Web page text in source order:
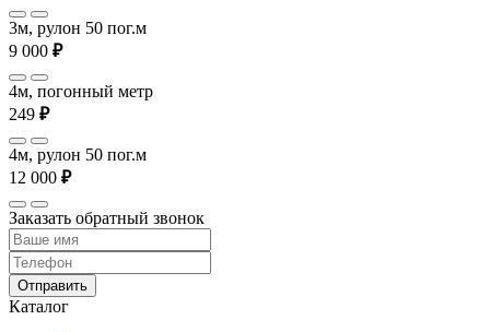
3м, рулон 50 пог.м
9 000 ₽
4м, погонный метр
249 ₽
4м, рулон 50 пог.м
12 000 ₽
Заказать обратный звонок
Отправить
Каталог